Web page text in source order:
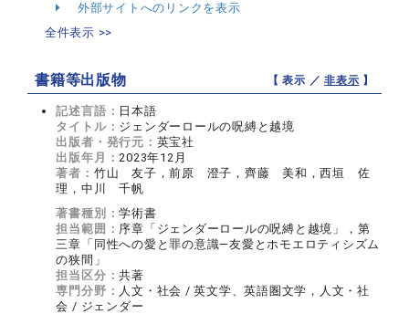
外部サイトへのリンクを表示
全件表示 >>
書籍等出版物 【 表示 ／非表示 】
記述言語： 日本語
タイトル： ジェンダーロールの呪縛と越境
出版者・発行元： 英宝社
出版年月：2023年12月
著者： 竹山 友子，前原 澄子，齊藤 美和，西垣 佐
理，中川 千帆
著書種別：学術書
担当範囲： 序章「ジェンダーロールの呪縛と越境」，第
三章「同性への愛と罪の意識―友愛とホモエロティシズム
の狭間」
担当区分：共著
専門分野： 人文・社会 / 英文学、英語圏文学，人文・社
会 / ジェンダー